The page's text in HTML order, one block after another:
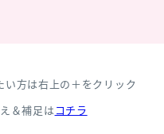
い方は右上の＋をクリック
＆補足は コチラ